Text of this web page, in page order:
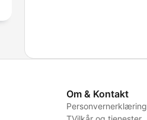
Om & Kontakt
Personvernerklæring